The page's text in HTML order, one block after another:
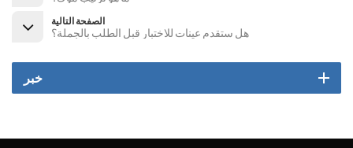
الصفحة التالية
هل ستقدم عينات للاختبار قبل الطلب بالجملة؟
خبر